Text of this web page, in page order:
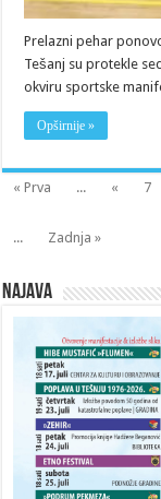
Prelazni pehar
Tešanj su protekle
okviru sportske
Opširnije »
« Prva ... « 7
...
Zadnja »
Najava